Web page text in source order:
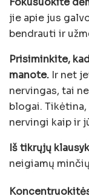
jie apie jus
bendrauti ir
Prisiminkite,
manote. Ir net
nervingas, tai
blogai.
nervingi kaip ir
Iš tikrųjų
neigiamų